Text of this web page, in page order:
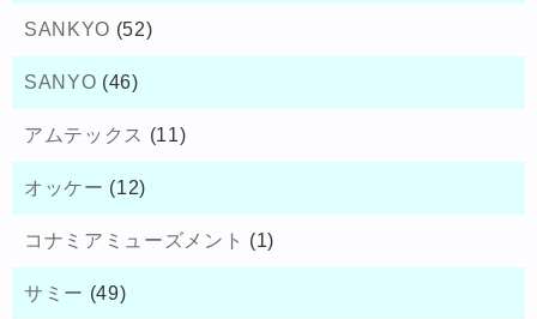
SANKYO (52)
SANYO (46)
アムテックス (11)
オッケー (12)
コナミアミューズメント (1)
サミー (49)